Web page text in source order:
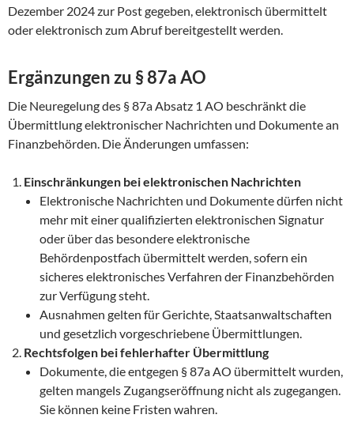
Dezember 2024 zur Post gegeben, elektronisch übermittelt
oder elektronisch zum Abruf bereitgestellt werden.
Ergänzungen zu § 87a AO
Die Neuregelung des § 87a Absatz 1 AO beschränkt die
Übermittlung elektronischer Nachrichten und Dokumente an
Finanzbehörden. Die Änderungen umfassen:
Einschränkungen bei elektronischen Nachrichten
Elektronische Nachrichten und Dokumente dürfen nicht
mehr mit einer qualifizierten elektronischen Signatur
oder über das besondere elektronische
Behördenpostfach übermittelt werden, sofern ein
sicheres elektronisches Verfahren der Finanzbehörden
zur Verfügung steht.
Ausnahmen gelten für Gerichte, Staatsanwaltschaften
und gesetzlich vorgeschriebene Übermittlungen.
Rechtsfolgen bei fehlerhafter Übermittlung
Dokumente, die entgegen § 87a AO übermittelt wurden,
gelten mangels Zugangseröffnung nicht als zugegangen.
Sie können keine Fristen wahren.